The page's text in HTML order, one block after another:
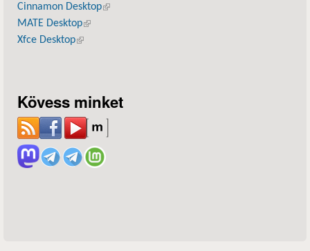
Cinnamon Desktop(külső hivatkozás)
MATE Desktop(külső hivatkozás)
Xfce Desktop(külső hivatkozás)
Kövess minket